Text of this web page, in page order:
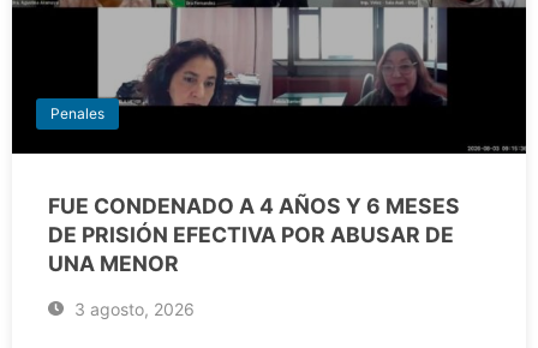
Penales
FUE CONDENADO A 4 AÑOS Y 6 MESES
DE PRISIÓN EFECTIVA POR ABUSAR DE
UNA MENOR
3 agosto, 2026